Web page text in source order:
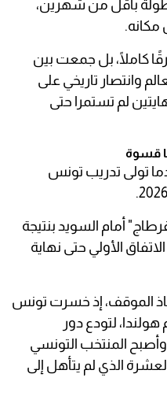
بأقل من شهرين،
كاملًا، بل جمعت بين
وانتصار تاريخي على
لم تستمرا حتى
قسوة
تولى تدريب تونس
أمام السويد بنتيجة
الأولي حتى نهاية
الموقف، إذ خسرت تونس
أمام هولندا، لتودع دور
دون بلوغ دور الـ32. وأصبح المنتخب التونسي
الذي لم يتأهل إلى